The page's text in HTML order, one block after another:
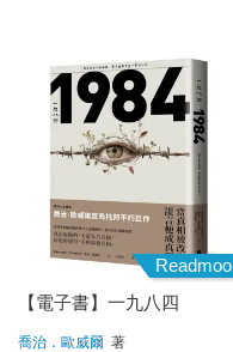
Readmoo
【電子書】一九八四
喬治．歐威爾 著